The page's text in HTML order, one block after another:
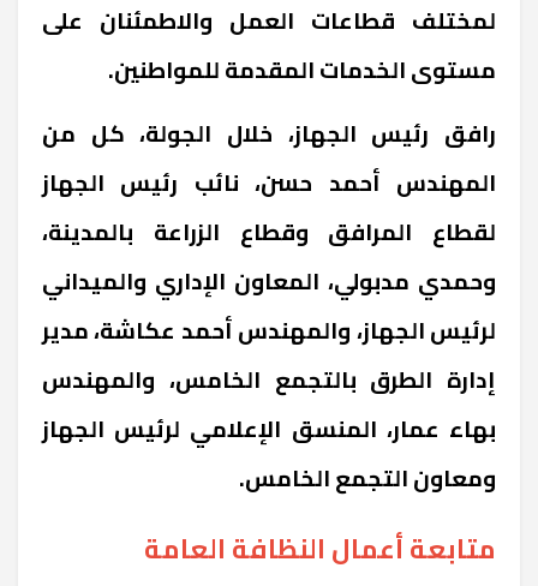
لمختلف قطاعات العمل والاطمئنان على
مستوى الخدمات المقدمة للمواطنين.
رافق رئيس الجهاز، خلال الجولة، كل من
المهندس أحمد حسن، نائب رئيس الجهاز
لقطاع المرافق وقطاع الزراعة بالمدينة،
وحمدي مدبولي، المعاون الإداري والميداني
لرئيس الجهاز، والمهندس أحمد عكاشة، مدير
إدارة الطرق بالتجمع الخامس، والمهندس
بهاء عمار، المنسق الإعلامي لرئيس الجهاز
ومعاون التجمع الخامس.
متابعة أعمال النظافة العامة